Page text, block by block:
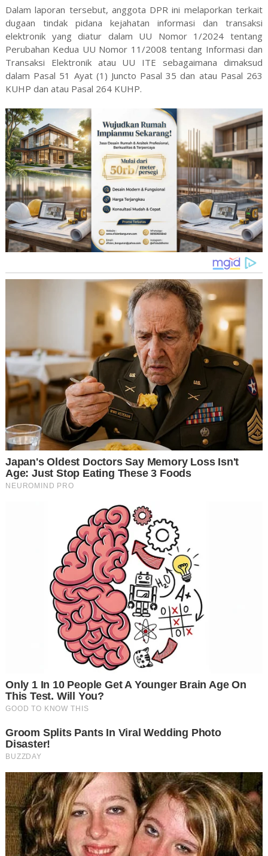
Dalam laporan tersebut, anggota DPR ini melaporkan terkait
dugaan tindak pidana kejahatan informasi dan transaksi
elektronik yang diatur dalam UU Nomor 1/2024 tentang
Perubahan Kedua UU Nomor 11/2008 tentang Informasi dan
Transaksi Elektronik atau UU ITE sebagaimana dimaksud
dalam Pasal 51 Ayat (1) Juncto Pasal 35 dan atau Pasal 263
KUHP dan atau Pasal 264 KUHP.